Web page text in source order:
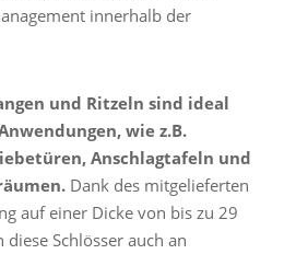
innerhalb der
und Ritzeln sind ideal
wie z.B.
Anschlagtafeln und
Dank des mitgelieferten
auf einer Dicke von bis zu 29
Schlösser auch an